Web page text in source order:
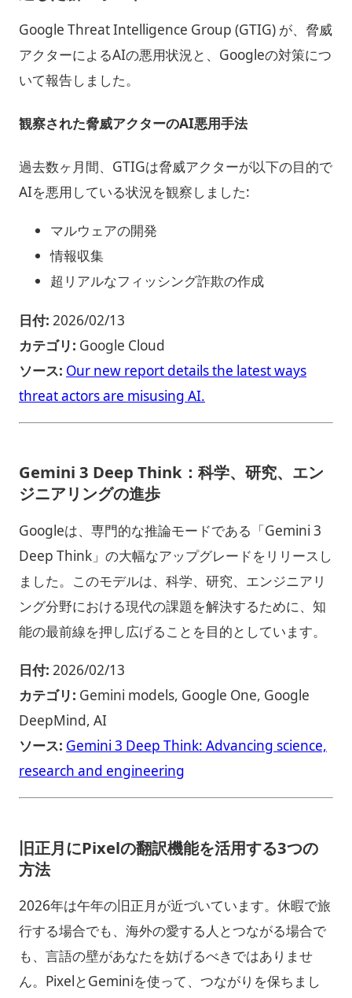
Google Threat Intelligence Group (GTIG) が、脅威
アクターによるAIの悪用状況と、Googleの対策につ
いて報告しました。
観察された脅威アクターのAI悪用手法
過去数ヶ月間、GTIGは脅威アクターが以下の目的で
AIを悪用している状況を観察しました:
マルウェアの開発
情報収集
超リアルなフィッシング詐欺の作成
日付: 2026/02/13
カテゴリ: Google Cloud
ソース: Our new report details the latest ways
threat actors are misusing AI.
Gemini 3 Deep Think：科学、研究、エン
ジニアリングの進歩
Googleは、専門的な推論モードである「Gemini 3
Deep Think」の大幅なアップグレードをリリースし
ました。このモデルは、科学、研究、エンジニアリ
ング分野における現代の課題を解決するために、知
能の最前線を押し広げることを目的としています。
日付: 2026/02/13
カテゴリ: Gemini models, Google One, Google
DeepMind, AI
ソース: Gemini 3 Deep Think: Advancing science,
research and engineering
旧正月にPixelの翻訳機能を活用する3つの
方法
2026年は午年の旧正月が近づいています。休暇で旅
行する場合でも、海外の愛する人とつながる場合で
も、言語の壁があなたを妨げるべきではありませ
ん。PixelとGeminiを使って、つながりを保ちまし